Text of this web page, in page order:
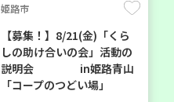
姫路市
【募集！】8/21(金)「くら
しの助け合いの会」活動の
説明会 in姫路青山
「コープのつどい場」